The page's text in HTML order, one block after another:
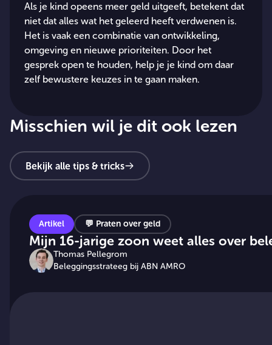
Als je kind opeens meer geld uitgeeft, betekent dat
niet dat alles wat het geleerd heeft verdwenen is.
Het is vaak een combinatie van ontwikkeling,
omgeving en nieuwe prioriteiten. Door het
gesprek open te houden, help je je kind om daar
zelf bewustere keuzes in te gaan maken.
Misschien wil je dit ook lezen
Bekijk alle tips & tricks
Artikel 💬 Praten over geld
Mijn 16-jarige zoon weet alles over
Thomas Pellegrom
Beleggingsstrateeg bij ABN AMRO